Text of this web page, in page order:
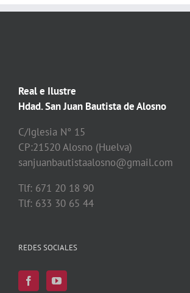
Real e Ilustre
Hdad. San Juan Bautista de Alosno
C/Iglesia N° 15
CP:21520 Alosno (Huelva)
sanjuanbautistaalosno@gmail.com
Tlf: 671 20 18 90
Tlf: 633 30 65 44
REDES SOCIALES